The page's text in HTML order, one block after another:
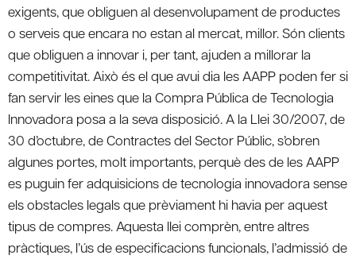
exigents, que obliguen al desenvolupament de productes
o serveis que encara no estan al mercat, millor. Són clients
que obliguen a innovar i, per tant, ajuden a millorar la
competitivitat. Això és el que avui dia les AAPP poden fer si
fan servir les eines que la Compra Pública de Tecnologia
Innovadora posa a la seva disposició. A la Llei 30/2007, de
30 d’octubre, de Contractes del Sector Públic, s’obren
algunes portes, molt importants, perquè des de les AAPP
es puguin fer adquisicions de tecnologia innovadora sense
els obstacles legals que prèviament hi havia per aquest
tipus de compres. Aquesta llei comprèn, entre altres
pràctiques, l’ús de especificacions funcionals, l’admissió de